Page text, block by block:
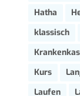
Hatha
klassisch
Kurs
Laufen